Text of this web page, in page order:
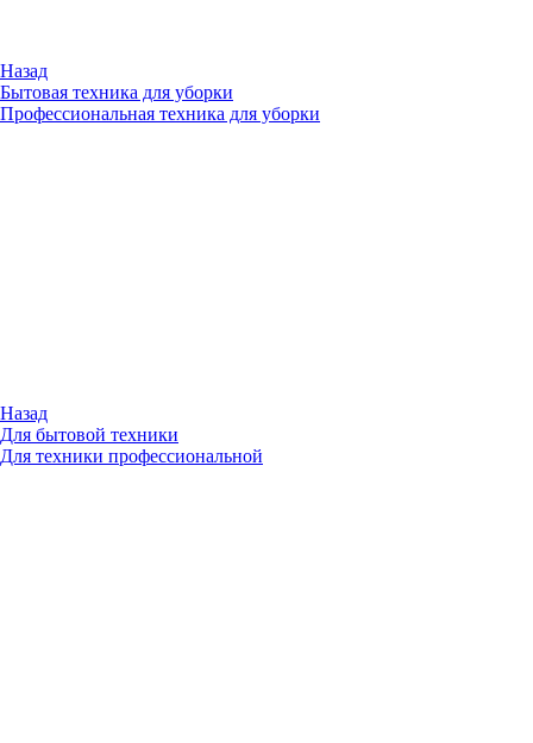
Назад
Бытовая техника для уборки
Профессиональная техника для уборки
Назад
Для бытовой техники
Для техники профессиональной